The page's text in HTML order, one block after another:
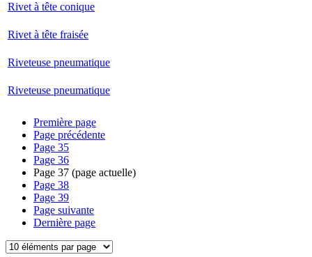
Rivet à tête conique
Rivet à tête fraisée
Riveteuse pneumatique
Riveteuse pneumatique
Première page
Page précédente
Page 35
Page 36
Page 37 (page actuelle)
Page 38
Page 39
Page suivante
Dernière page